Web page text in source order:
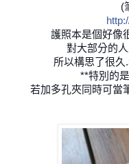
(
護照本是個好像
對大部分的
所以構思了很
**特別的
若加多孔夾同時可當